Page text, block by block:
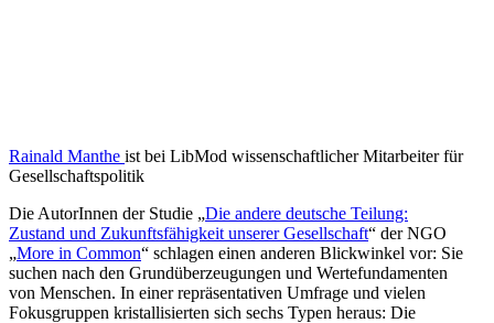
Rainald Manthe ist bei LibMod wissen­schaft­licher Mitar­beiter für
Gesellschaftspolitik
Die AutorInnen der Studie „Die andere deutsche Teilung:
Zustand und Zukunfts­fä­higkeit unserer Gesell­schaft“ der NGO
„More in Common“ schlagen einen anderen Blick­winkel vor: Sie
suchen nach den Grund­über­zeu­gungen und Werte­fun­da­menten
von Menschen. In einer reprä­sen­ta­tiven Umfrage und vielen
Fokus­gruppen kristal­li­sierten sich sechs Typen heraus: Die